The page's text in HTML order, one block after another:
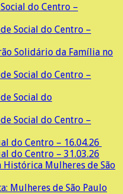
do Centro –
Social do Centro –
Solidário da Família no
Social do Centro –
Social do
Social do Centro –
do Centro – 16.04.26
do Centro – 31.03.26
Histórica Mulheres de São
Mulheres de São Paulo